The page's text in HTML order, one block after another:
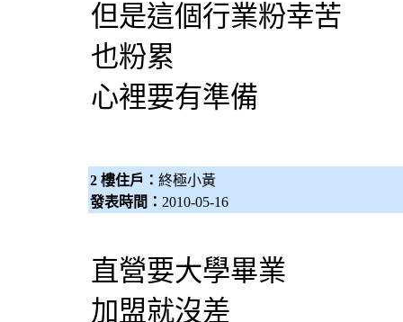
但是這個行業粉幸苦
也粉累
心裡要有準備
2 樓住戶： 終極小黃
發表時間： 2010-05-16
直營要大學畢業
加盟就沒差